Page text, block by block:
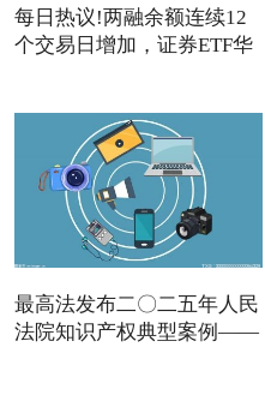
每日热议!两融余额连续12
个交易日增加，证券ETF华
最高法发布二〇二五年人民
法院知识产权典型案例——